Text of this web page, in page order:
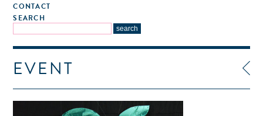
CONTACT
SEARCH
EVENT